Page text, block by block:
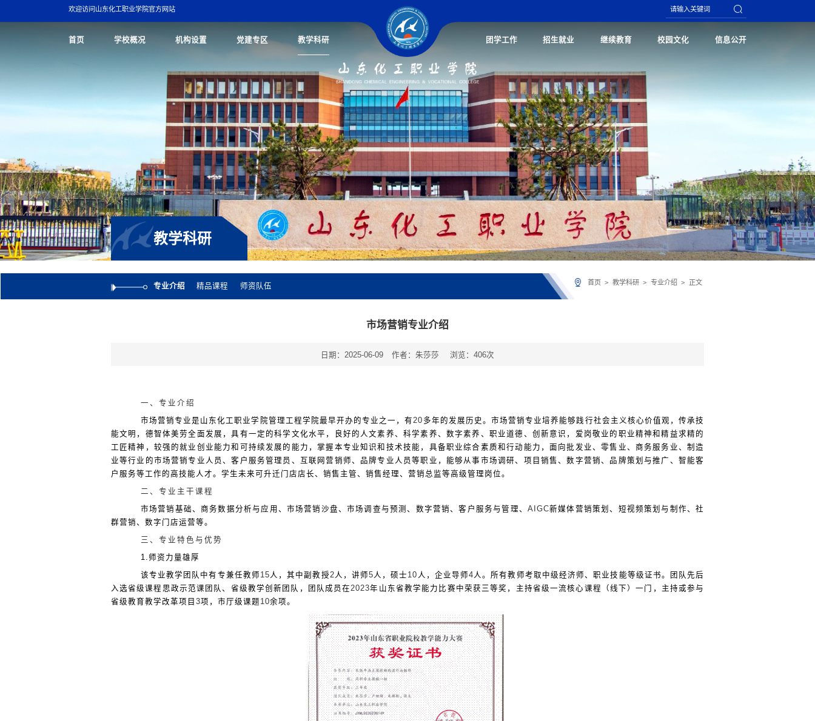
欢迎访问山东化工职业学院官方网站
首页 学校概况 机构设置 党建专区 教学科研 团学工作 招生就业 继续教育 校园文化 信息公开
教学科研
专业介绍 精品课程 师资队伍 首页 > 教学科研 > 专业介绍 > 正文
市场营销专业介绍
日期：2025-06-09 作者：朱莎莎 浏览： 406次
一、专业介绍
市场营销专业是山东化工职业学院管理工程学院最早开办的专业之一，有20 多年的发展历史。市场营销专业培养能够践行社会主义核心价值观，传承技
能文明，德智体美劳全面发展，具有一定的科学文化水平，良好的人文素养、科学素养、数字素养、职业道德、创新意识，爱岗敬业的职业精神和精益求精的
工匠精神，较强的就业创业能力和可持续发展的能力，掌握本专业知识和技术技能，具备职业综合素质和行动能力，面向批发业、零售业、商务服务业、制造
业等行业的市场营销专业人员、客户服务管理员、互联网营销师、品牌专业人员等职业，能够从事市场调研、项目销售、数字营销、品牌策划与推广、智能客
户服务等工作的高技能人才。学生未来可升迁门店店长、销售主管、销售经理、营销总监等高级管理岗位。
二、专业主干课程
市场营销基础、商务数据分析与应用、市场营销沙盘、市场调查与预测、数字营销、客户服务与管理、 AIGC新媒体营销策划、短视频策划与制作、社
群营销、数字门店运营等。
三、专业特色与优势
1. 师资力量雄厚
该专业教学团队中有专兼任教师 15 人，其中副教授 2 人，讲师5 人，硕士 10 人，企业导师4 人。所有教师考取中级经济师、职业技能等级证书。团队先后
入选省级课程思政示范课团队、省级教学创新团队，团队成员在 2023年山东省教学能力比赛中荣获三等奖，主持省级一流核心课程（线下）一门，主持或参与
省级教育教学改革项目 3项，市厅级课题 10余项。